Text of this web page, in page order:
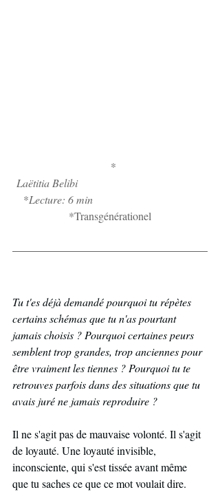
*
Laëtitia Belibi
*Lecture: 6 min
*Transgénérationel
Tu t'es déjà demandé pourquoi tu répètes
certains schémas que tu n'as pourtant
jamais choisis ? Pourquoi certaines peurs
semblent trop grandes, trop anciennes pour
être vraiment les tiennes ? Pourquoi tu te
retrouves parfois dans des situations que tu
avais juré ne jamais reproduire ?
Il ne s'agit pas de mauvaise volonté. Il s'agit
de loyauté. Une loyauté invisible,
inconsciente, qui s'est tissée avant même
que tu saches ce que ce mot voulait dire.